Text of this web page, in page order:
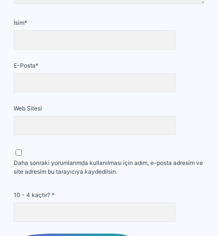
İsim*
E-Posta*
Web Sitesi
Daha sonraki yorumlarımda kullanılması için adım, e-posta adresim ve
site adresim bu tarayıcıya kaydedilsin.
10 - 4 kaçtır? *